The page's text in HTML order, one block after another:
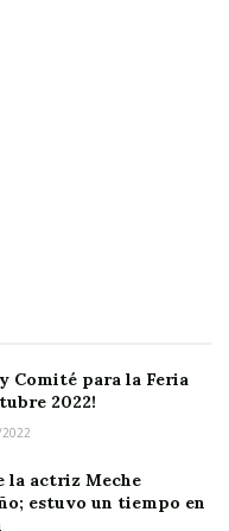
que s
es
atención médica;
Comité para la Feria
2022!
la actriz Meche
estuvo un tiempo en